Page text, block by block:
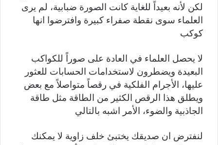
لكن لأنه بعيداً للغاية كانت الصورة ضبابية، لم يرى
العلماء سوى نقطة صفراء كبيرة وافترضوا انها
كوكب
لا يحصل العلماء في العادة على صوراً للكواكب
البعيدة ويضطرون لاستخدامات الحسابات للعثور
عليها، الأجرام الفلكية في رقصاً متواصلاً مع بعض
ويطلق هذا الرقص الكثير من الطاقة مثل طاقة
الجاذبية والضوء، الأمر اشبه بالتالي
لنفترض ان صديقك يختبئ خلف زاوية لا يمكنك